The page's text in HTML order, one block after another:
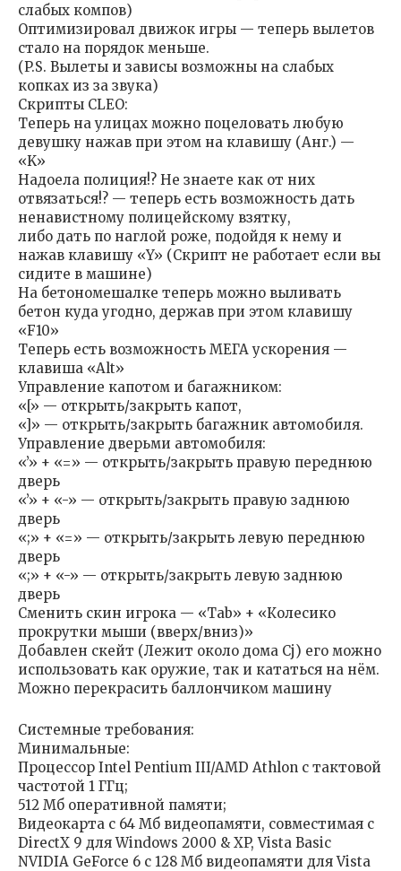
слабых компов)
Оптимизировал движок игры — теперь вылетов
стало на порядок меньше.
(P.S. Вылеты и зависы возможны на слабых
копках из за звука)
Скрипты CLEO:
Теперь на улицах можно поцеловать любую
девушку нажав при этом на клавишу (Анг.) —
«K»
Надоела полиция!? Не знаете как от них
отвязаться!? — теперь есть возможность дать
ненавистному полицейскому взятку,
либо дать по наглой роже, подойдя к нему и
нажав клавишу «Y» (Скрипт не работает если вы
сидите в машине)
На бетономешалке теперь можно выливать
бетон куда угодно, держав при этом клавишу
«F10»
Теперь есть возможность МЕГА ускорения —
клавиша «Alt»
Управление капотом и багажником:
«[» — открыть/закрыть капот,
«]» — открыть/закрыть багажник автомобиля.
Управление дверьми автомобиля:
«’» + «=» — открыть/закрыть правую переднюю
дверь
«’» + «-» — открыть/закрыть правую заднюю
дверь
«;» + «=» — открыть/закрыть левую переднюю
дверь
«;» + «-» — открыть/закрыть левую заднюю
дверь
Сменить скин игрока — «Tab» + «Колесико
прокрутки мыши (вверх/вниз)»
Добавлен скейт (Лежит около дома Cj) его можно
использовать как оружие, так и кататься на нём.
Можно перекрасить баллончиком машину
Системные требования:
Минимальные:
Процессор Intel Pentium III/AMD Athlon с тактовой
частотой 1 ГГц;
512 Мб оперативной памяти;
Видеокарта с 64 Мб видеопамяти, совместимая с
DirectX 9 для Windows 2000 & XP, Vista Basic
NVIDIA GeForce 6 с 128 Мб видеопамяти для Vista